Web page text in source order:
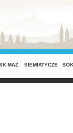
MAZ. SIEMIATYCZE